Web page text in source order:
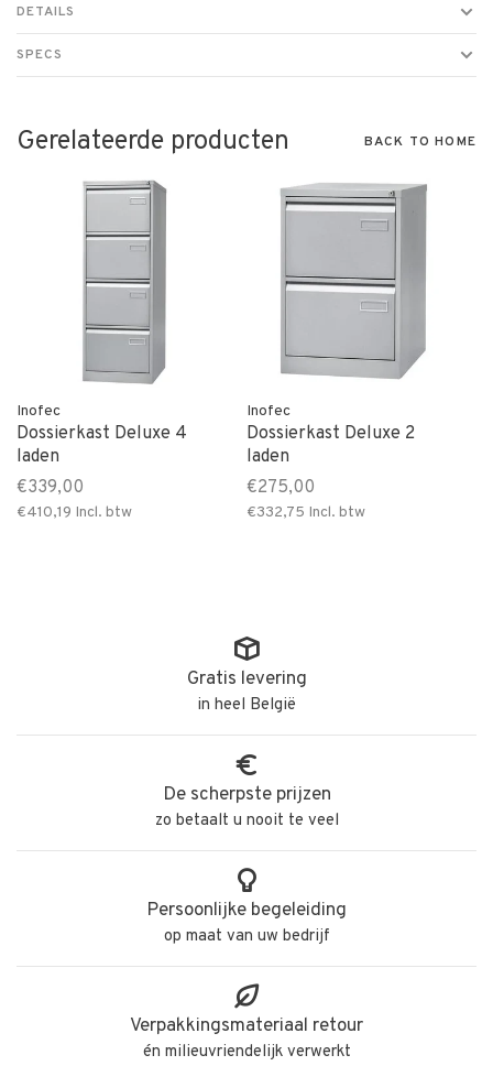
DETAILS
SPECS
Gerelateerde producten BACK TO HOME
Inofec
Dossierkast Deluxe 4
laden
€339,00
€410,19 Incl. btw
Inofec
Dossierkast Deluxe 2
laden
€275,00
€332,75 Incl. btw
Gratis levering
in heel België
De scherpste prijzen
zo betaalt u nooit te veel
Persoonlijke begeleiding
op maat van uw bedrijf
Verpakkingsmateriaal retour
én milieuvriendelijk verwerkt